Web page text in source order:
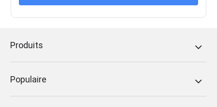
Produits
Populaire